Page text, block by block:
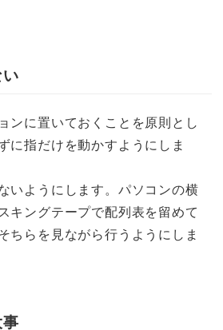
ンに置いておくことを原則とし
に指だけを動かすようにしま
いようにします。パソコンの横
キングテープで配列表を留めて
ちらを見ながら行うようにしま